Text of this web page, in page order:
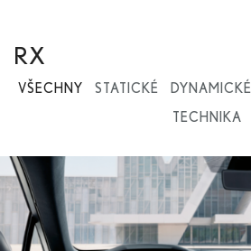
RX
VŠECHNY STATICKÉ DYNAMICKÉ
TECHNIKA